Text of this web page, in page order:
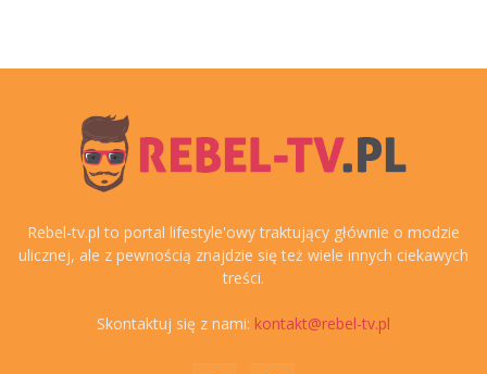
Rebel-tv.pl to portal lifestyle'owy traktujący głównie o modzie
ulicznej, ale z pewnością znajdzie się też wiele innych ciekawych
treści.
Skontaktuj się z nami: kontakt@rebel-tv.pl